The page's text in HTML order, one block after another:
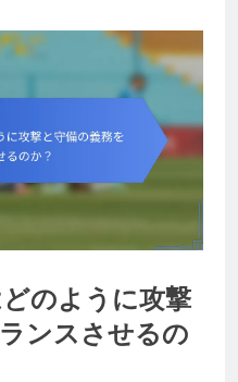
のように攻撃
ンスさせるの